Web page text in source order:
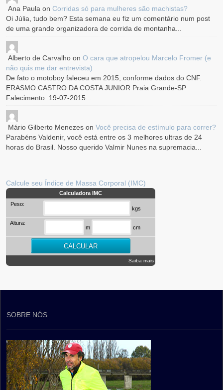
Ana Paula onCorridas só para mulheres são machistas?
Oi Júlia, tudo bem? Esta semana eu fiz um comentário num post
de uma grande organizadora de corrida de montanha...
Alberto de Carvalho onO cara que atropelou Marcelo Fromer (e
não quis me dar entrevista)
De fato o motoboy faleceu em 2015, conforme dados do CNF.
ERASMO CASTRO DA COSTA JUNIOR Praia Grande-SP
Falecimento: 19-07-2015...
Mário Gilberto Menezes onVocê precisa de estímulo para correr?
Parabéns Valdenir, você está entre os 3 melhores ultras de 24
horas do Brasil. Nosso querido Valmir Nunes na supremacia...
Calcule seu Índice de Massa Corporal (IMC)
Calculadora IMC
Peso:
kgs
Altura:
m cm
Saiba mais
SOBRE NÓS